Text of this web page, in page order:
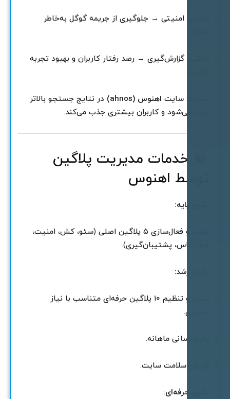
پلاگین امنیتی → جلوگیری از جریمه گوگل به‌خاطر
پلاگین گزارش‌گیری → رصد رفتار کاربران و بهبود تجربه
نتیجه: سایتاهنوس (ahnos)
در نتایج جستجو بالاتر
دیده می‌شود و کاربران بیشتری جذب می‌کند.
خدمات مدیریت پلاگین
توسط اهنوس
نصب و فعال‌سازی ۵ پلاگین اصلی (سئو، کش، امنیت،
فرم تماس، پشتیبان‌گیری).
نصب و تنظیم ۱۰ پلاگین حرفه‌ای متناسب با نیاز
به‌روزرسانی ماهانه.
گزارش سلامت سایت.
پکیج حرفه‌ای: